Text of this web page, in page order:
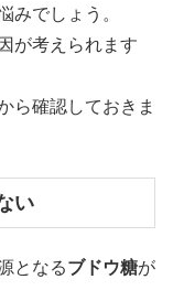
みでしょう。
が考えられます
ら確認しておきま
い
となるブドウ糖が